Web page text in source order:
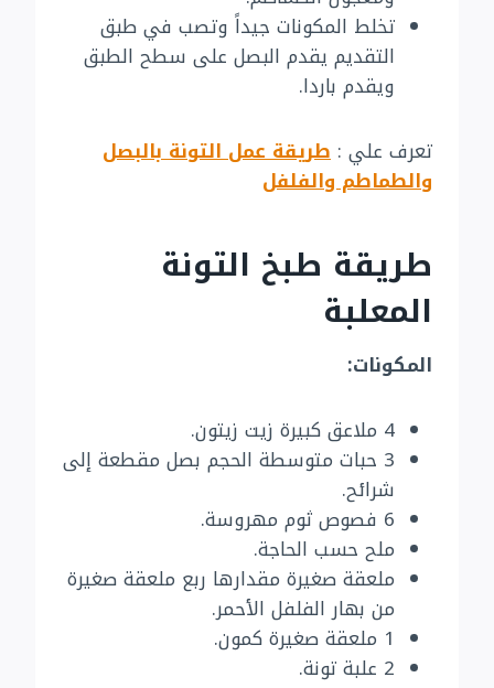
تخلط المكونات جيداً وتصب في طبق
التقديم يقدم البصل على سطح الطبق
ويقدم باردا.
تعرف علي : طريقة عمل التونة بالبصل
والطماطم والفلفل
طريقة طبخ التونة
المعلبة
المكونات:
4 ملاعق كبيرة زيت زيتون.
3 حبات متوسطة الحجم بصل مقطعة إلى
شرائح.
6 فصوص ثوم مهروسة.
ملح حسب الحاجة.
ملعقة صغيرة مقدارها ربع ملعقة صغيرة
من بهار الفلفل الأحمر.
1 ملعقة صغيرة كمون.
2 علبة تونة.